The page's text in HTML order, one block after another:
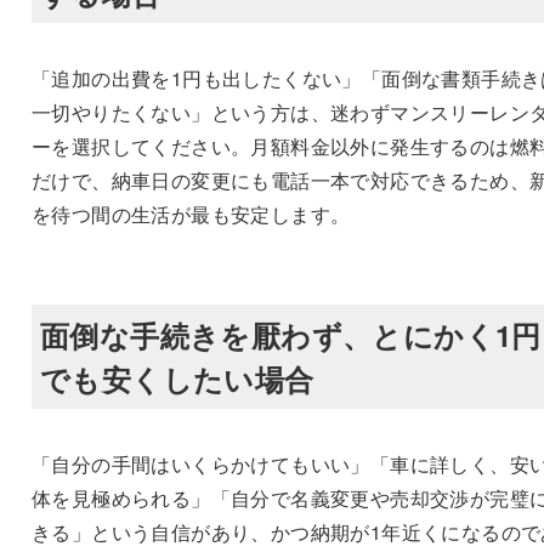
「追加の出費を1円も出したくない」「面倒な書類手続
一切やりたくない」という方は、迷わずマンスリーレン
ーを選択してください。月額料金以外に発生するのは燃
だけで、納車日の変更にも電話一本で対応できるため、
を待つ間の生活が最も安定します。
面倒な手続きを厭わず、とにかく1円
でも安くしたい場合
「自分の手間はいくらかけてもいい」「車に詳しく、安
体を見極められる」「自分で名義変更や売却交渉が完璧
きる」という自信があり、かつ納期が1年近くになるの